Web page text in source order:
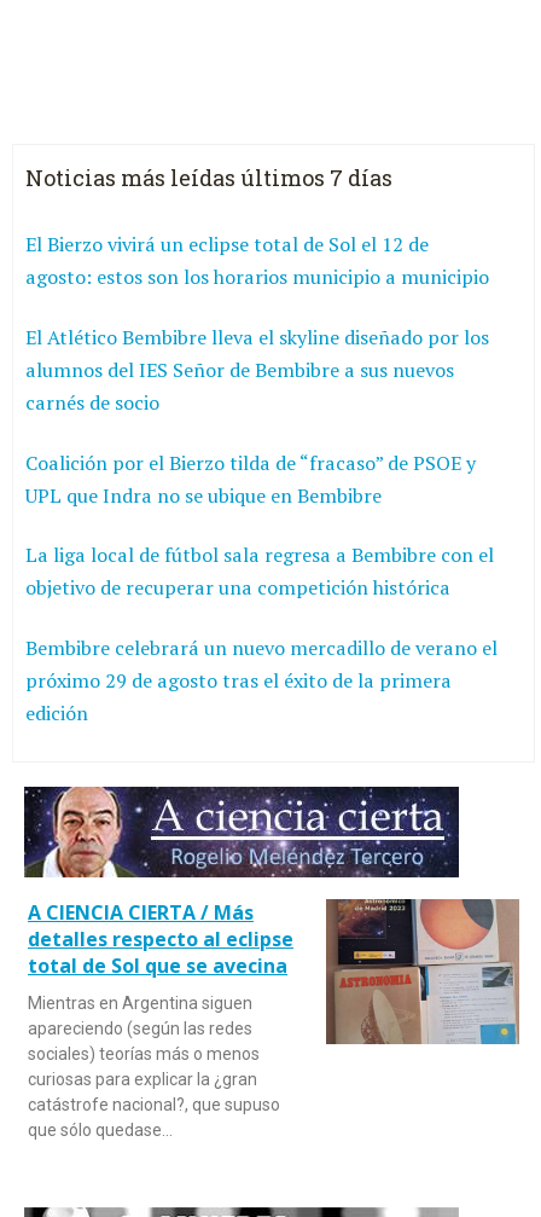
Noticias más leídas últimos 7 días
El Bierzo vivirá un eclipse total de Sol el 12 de
agosto: estos son los horarios municipio a municipio
El Atlético Bembibre lleva el skyline diseñado por los
alumnos del IES Señor de Bembibre a sus nuevos
carnés de socio
Coalición por el Bierzo tilda de “fracaso” de PSOE y
UPL que Indra no se ubique en Bembibre
La liga local de fútbol sala regresa a Bembibre con el
objetivo de recuperar una competición histórica
Bembibre celebrará un nuevo mercadillo de verano el
próximo 29 de agosto tras el éxito de la primera
edición
A CIENCIA CIERTA / Más
detalles respecto al eclipse
total de Sol que se avecina
Mientras en Argentina siguen
apareciendo (según las redes
sociales) teorías más o menos
curiosas para explicar la ¿gran
catástrofe nacional?, que supuso
que sólo quedase…